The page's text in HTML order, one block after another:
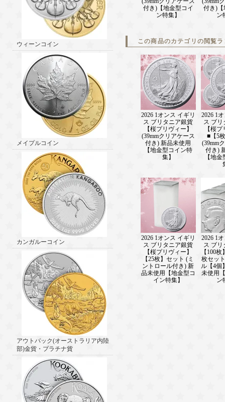
ウィーンコイン
メイプルコイン
カンガルーコイン
アウトバック(オーストラリア内陸
部)金貨・プラチナ貨
付き)【地金型コイ
ン特集】
付き)【
ン
この商品のカテゴリの閲覧
2026 1オンス イギリ
ス ブリタニア銀貨
【桜プリヴィー】
(39mmクリアケース
付き) 新品未使用
【地金型コイン特
集】
2026 1
ス ブリ
【桜
■【5
(39mm
付き)
【地
2026 1オンス イギリ
ス ブリタニア銀貨
【桜プリヴィー】
【25枚】セット (ミ
ントロール付き) 新
品未使用【地金型コ
イン特集】
2026 1
ス ブリ
【100
枚セッ
ル【4個
未使用
ン